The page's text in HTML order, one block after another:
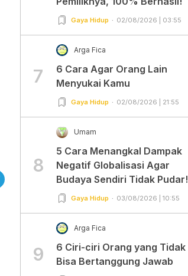
Gaya Hidup 02/08/2026 | 03:55
7
Arga Fica
6 Cara Agar Orang Lain
Menyukai Kamu
Gaya Hidup 02/08/2026 | 21:55
8
Umam
5 Cara Menangkal Dampak
Negatif Globalisasi Agar
Budaya Sendiri Tidak Pudar!
Gaya Hidup 03/08/2026 | 10:55
9
Arga Fica
6 Ciri-ciri Orang yang Tidak
Bisa Bertanggung Jawab